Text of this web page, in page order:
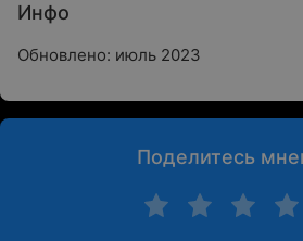
Инфо
Обновлено: июль 2023
Поделитесь